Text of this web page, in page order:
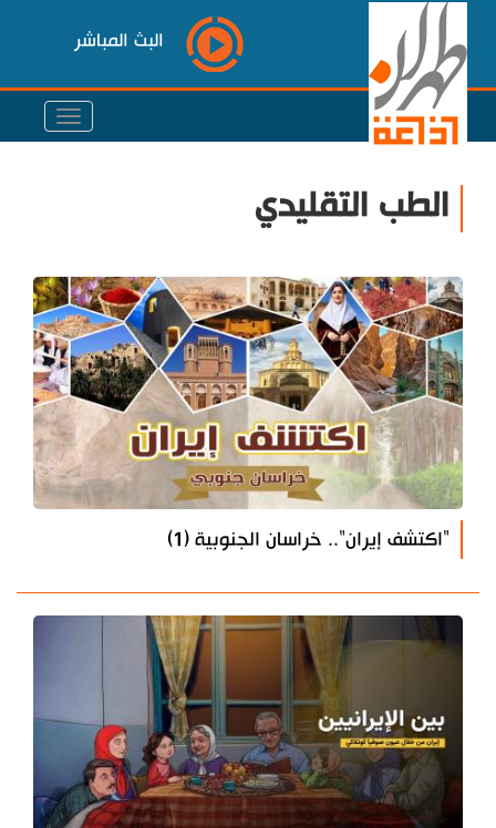
البث المباشر
الطب التقليدي
"اكتشف إيران".. خراسان الجنوبية (1)